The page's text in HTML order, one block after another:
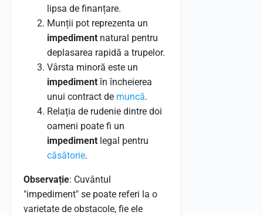
lipsa de finanțare.
Munții pot reprezenta un
impediment natural pentru
deplasarea rapidă a trupelor.
Vârsta minoră este un
impedimentîn încheierea
unui contract de muncă.
Relația de rudenie dintre doi
oameni poate fi un
impediment legal pentru
căsătorie.
Observație: Cuvântul
"impediment" se poate referi la o
varietate de obstacole, fie ele